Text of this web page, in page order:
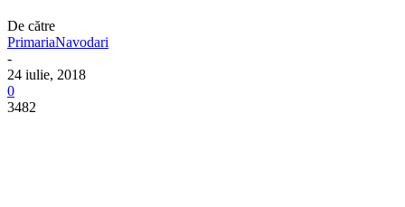
De către
PrimariaNavodari
-
24 iulie, 2018
0
3482